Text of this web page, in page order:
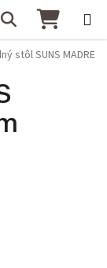
Hľadať
stôl SUNS MADRE